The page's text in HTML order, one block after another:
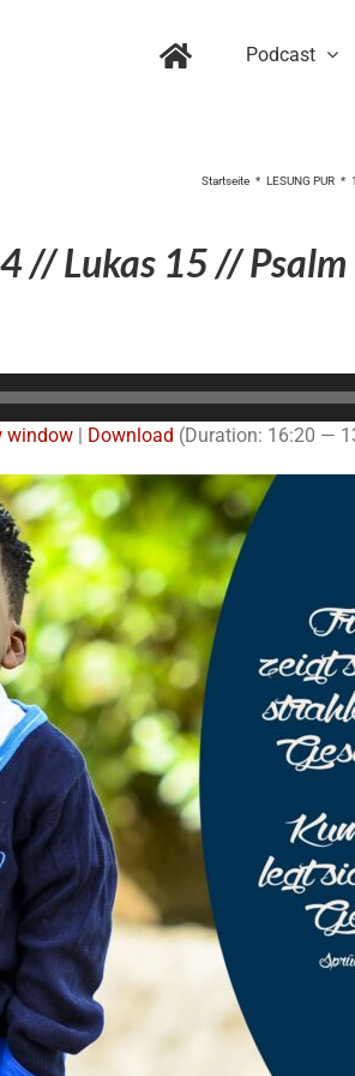
Podcast
Startseite LESUNG PUR
Lukas 15 //
Audio-
window | Download (Duration: 16:20 —